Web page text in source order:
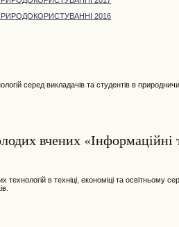
2016
серед викладачів та студентів в
вчених «Інформаційні
в техніці, економіці та освітньому